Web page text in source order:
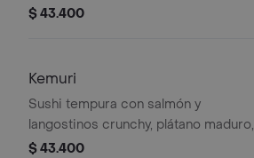
aguacate, envuelto en algas wakame y
$ 43.400
Kemuri
Sushi tempura con salmón y
langostinos crunchy, plátano maduro,
mayonesa japonesa, aguacate,
$ 43.400